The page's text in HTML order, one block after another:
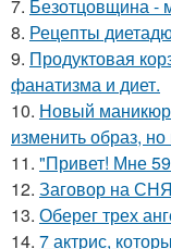
7. Безотцовщина -
8. Рецепты
9. Продуктовая
фанатизма и диет.
10. Новый маникюр
изменить образ,
11. "Привет! Мне
12. Заговор на
13. Оберег трех
14. 7 актрис,